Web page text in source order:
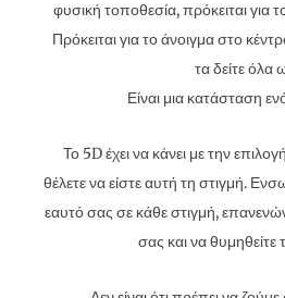
φυσική τοποθεσία, πρόκειται για
Πρόκειται για το άνοιγμα στο
τα δείτε όλα
Είναι μια κατάσταση
Το 5D έχει να κάνει με την
θέλετε να είστε αυτή τη στιγμή.
εαυτό σας σε κάθε στιγμή,
σας και να θυμηθείτε